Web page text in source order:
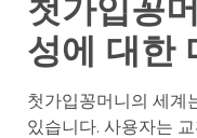
첫가입꽁
성에 대한
첫가입꽁머니의 세계
있습니다. 사용자는